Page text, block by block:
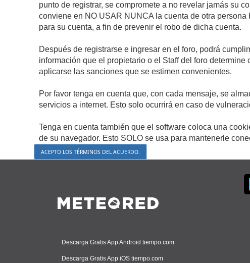
punto de registrar, se compromete a no revelar jamás su
conviene en NO USAR NUNCA la cuenta de otra
para su cuenta, a fin de prevenir el robo de dicha cuenta.
Después de registrarse e ingresar en el foro, podrá
información que el propietario o el Staff del foro
aplicarse las sanciones que se estimen convenientes.
Por favor tenga en cuenta que, con cada mensaje, se
servicios a internet. Esto solo ocurrirá en caso de
Tenga en cuenta también que el software coloca una
de su navegador. Esto SOLO se usa para mantenerle
Descarga Gratis App Android tiempo.com
Descarga Gratis App iOS tiempo.com